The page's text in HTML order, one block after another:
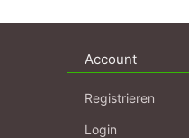
Account
Registrieren
Login